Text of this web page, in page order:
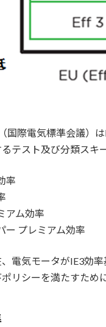
国際電気標準会議）
テスト及び分類スキ
率
アム効率
ー プレミアム効率
電気モータがIE3効
リシーを満たすため